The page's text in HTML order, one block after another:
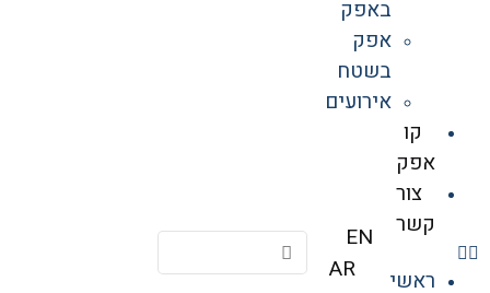
באפק
אפק
בשטח
אירועים
קו
אפק
צור
קשר
ראשי
EN
AR